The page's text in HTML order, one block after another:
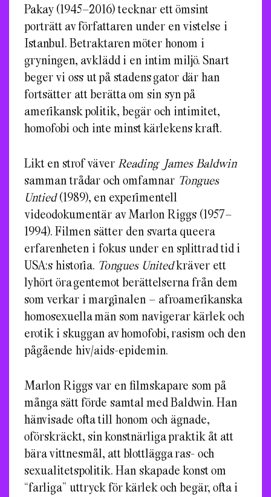
Pakay (1945–2016) tecknar ett ömsint
porträtt av författaren under en vistelse i
Istanbul. Betraktaren möter honom i
gryningen, avklädd i en intim miljö. Snart
beger vi oss ut på stadens gator där han
fortsätter att berätta om sin syn på
amerikansk politik, begär och intimitet,
homofobi och inte minst kärlekens kraft.
Likt en strof väver Reading James Baldwin
samman trådar och omfamnar Tongues
Untied(1989), en experimentell
videodokumentär av Marlon Riggs (1957–
1994). Filmen sätter den svarta queera
erfarenheten i fokus under en splittrad tid i
USA:s historia. Tongues Unitedkräver ett
lyhört öra gentemot berättelserna från dem
som verkar i marginalen – afroamerikanska
homosexuella män som navigerar kärlek och
erotik i skuggan av homofobi, rasism och den
pågående hiv/aids-epidemin.
Marlon Riggs var en filmskapare som på
många sätt förde samtal med Baldwin. Han
hänvisade ofta till honom och ägnade,
oförskräckt, sin konstnärliga praktik åt att
bära vittnesmål, att blottlägga ras- och
sexualitetspolitik. Han skapade konst om
“farliga” uttryck för kärlek och begär, ofta i